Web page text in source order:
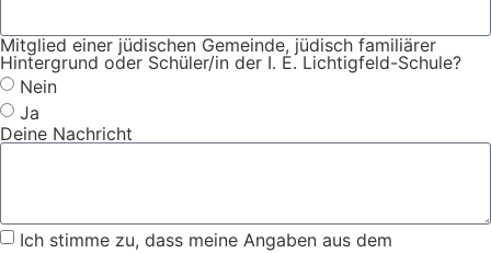
Mitglied einer jüdischen Gemeinde, jüdisch familiärer
Hintergrund oder Schüler/in der I. E. Lichtigfeld-Schule?
Nein
Ja
Deine Nachricht
Ich stimme zu, dass meine Angaben aus dem